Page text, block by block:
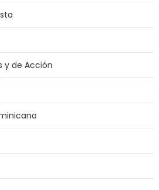
y de Acción